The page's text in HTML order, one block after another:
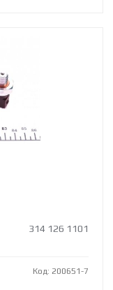
314 126 1101
Код: 200651-7